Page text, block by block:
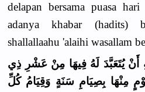
delapan bersama puasa
adanya khabar (hadits)
shallallaahu 'alaihi wasallam
أَنْ يُتَعَبَّدَ لَهُ فِيهَا مِنْ عَشْرِ ذِي
مِنْهَا بِصِيَامِ سَنَةٍ وَقِيَامُ كُلِّ